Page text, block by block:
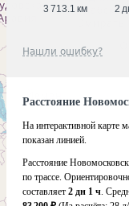
3 713.1 км 2
Нашли ошибку?
Расстояние
На интерактивной карте
показан линией.
Расстояние
по трассе.
составляет 2 дн 1 ч.